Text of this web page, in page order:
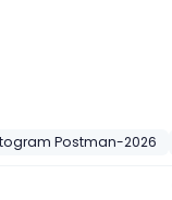
Postman-2026